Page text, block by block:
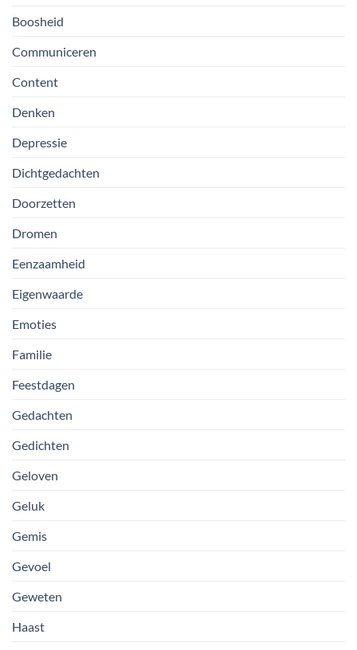
Boosheid
Communiceren
Content
Denken
Depressie
Dichtgedachten
Doorzetten
Dromen
Eenzaamheid
Eigenwaarde
Emoties
Familie
Feestdagen
Gedachten
Gedichten
Geloven
Geluk
Gemis
Gevoel
Geweten
Haast